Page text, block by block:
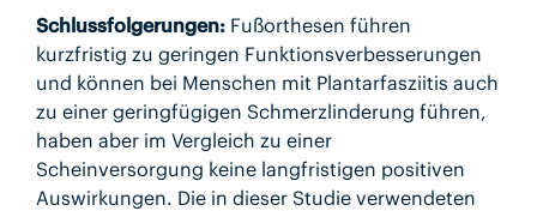
Schlussfolgerungen: Fußorthesen führen
kurzfristig zu geringen Funktionsverbesserungen
und können bei Menschen mit Plantarfasziitis auch
zu einer geringfügigen Schmerzlinderung führen,
haben aber im Vergleich zu einer
Scheinversorgung keine langfristigen positiven
Auswirkungen. Die in dieser Studie verwendeten